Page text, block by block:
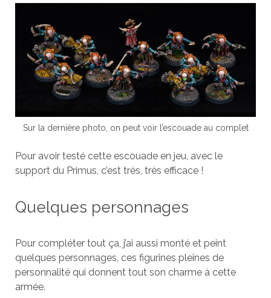
Sur la dernière photo, on peut voir l’escouade au complet
Pour avoir testé cette escouade en jeu, avec le
support du Primus, c’est très, très efficace !
Quelques personnages
Pour compléter tout ça, j’ai aussi monté et peint
quelques personnages, ces figurines pleines de
personnalité qui donnent tout son charme à cette
armée.